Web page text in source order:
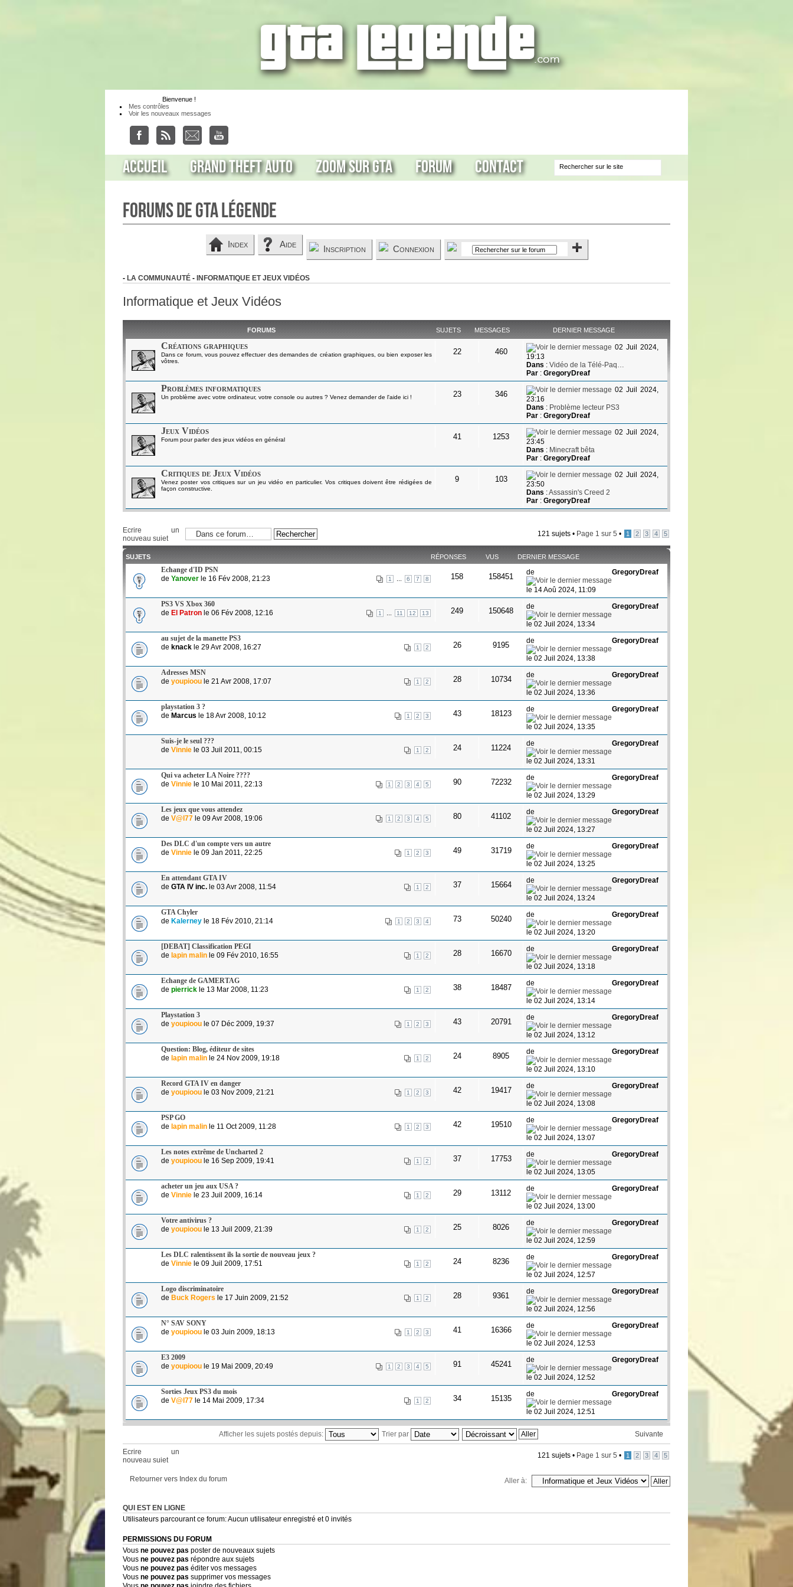
Bienvenue !
Mes contrôles
Voir les nouveaux messages
Accueil Grand Theft Auto Zoom sur GTA Forum Contact
Forums de GTA Légende
Index Aide Inscription Connexion
- LA COMMUNAUTÉ - INFORMATIQUE ET JEUX VIDÉOS
Informatique et Jeux Vidéos
FORUMS SUJETS MESSAGES DERNIER MESSAGE
Créations graphiques
Dans ce forum, vous pouvez effectuer des demandes de création graphiques, ou bien exposer les
vôtres.
22 460
02 Juil 2024,
19:13
Dans : Vidéo de la Télé-Paq…
Par: GregoryDreaf
Problèmes informatiques
Un problème avec votre ordinateur, votre console ou autres ? Venez demander de l'aide ici ! 23 346
02 Juil 2024,
23:16
Dans : Problème lecteur PS3
Par: GregoryDreaf
Jeux Vidéos
Forum pour parler des jeux vidéos en général 41 1253
02 Juil 2024,
23:45
Dans : Minecraft bêta
Par: GregoryDreaf
Critiques de Jeux Vidéos
Venez poster vos critiques sur un jeu vidéo en particulier. Vos critiques doivent être rédigées de
façon constructive.
9 103
02 Juil 2024,
23:50
Dans :Assassin's Creed 2
Par: GregoryDreaf
Ecrire un
nouveau sujet
121 sujets • Page 1 sur 5 • 1 2 3 4 5
SUJETS RÉPONSES VUS DERNIER MESSAGE
Echange d'ID PSN
1 6 7 8
de Yanover le 16 Fév 2008, 21:23 158 158451 deGregoryDreaf
le 14 Aoû 2024, 11:09
PS3 VS Xbox 360
1 11 12 13
de El Patron le 06 Fév 2008, 12:16 249 150648 deGregoryDreaf
le 02 Juil 2024, 13:34
au sujet de la manette PS3
1 2
de knack le 29 Avr 2008, 16:27 26 9195 deGregoryDreaf
le 02 Juil 2024, 13:38
Adresses MSN
1 2
de youpioou le 21 Avr 2008, 17:07 28 10734 deGregoryDreaf
le 02 Juil 2024, 13:36
playstation 3 ?
1 2 3
de Marcus le 18 Avr 2008, 10:12 43 18123 deGregoryDreaf
le 02 Juil 2024, 13:35
Suis-je le seul ???
1 2
de Vinnie le 03 Juil 2011, 00:15 24 11224 deGregoryDreaf
le 02 Juil 2024, 13:31
Qui va acheter LA Noire ????
1 2 3 4 5
de Vinnie le 10 Mai 2011, 22:13 90 72232 deGregoryDreaf
le 02 Juil 2024, 13:29
Les jeux que vous attendez
1 2 3 4 5
de V@l77 le 09 Avr 2008, 19:06 80 41102 deGregoryDreaf
le 02 Juil 2024, 13:27
Des DLC d'un compte vers un autre
1 2 3
de Vinnie le 09 Jan 2011, 22:25 49 31719 deGregoryDreaf
le 02 Juil 2024, 13:25
En attendant GTA IV
1 2
de GTA IV inc. le 03 Avr 2008, 11:54 37 15664 deGregoryDreaf
le 02 Juil 2024, 13:24
GTA Chyler
1 2 3 4
de Kalerney le 18 Fév 2010, 21:14 73 50240 deGregoryDreaf
le 02 Juil 2024, 13:20
[DEBAT] Classification PEGI
1 2
de lapin malin le 09 Fév 2010, 16:55 28 16670 deGregoryDreaf
le 02 Juil 2024, 13:18
Echange de GAMERTAG
1 2
de pierrick le 13 Mar 2008, 11:23 38 18487 deGregoryDreaf
le 02 Juil 2024, 13:14
Playstation 3
1 2 3
de youpioou le 07 Déc 2009, 19:37 43 20791 deGregoryDreaf
le 02 Juil 2024, 13:12
Question: Blog, éditeur de sites
1 2
de lapin malin le 24 Nov 2009, 19:18 24 8905 deGregoryDreaf
le 02 Juil 2024, 13:10
Record GTA IV en danger
1 2 3
de youpioou le 03 Nov 2009, 21:21 42 19417 deGregoryDreaf
le 02 Juil 2024, 13:08
PSP GO
1 2 3
de lapin malin le 11 Oct 2009, 11:28 42 19510 deGregoryDreaf
le 02 Juil 2024, 13:07
Les notes extrême de Uncharted 2
1 2
de youpioou le 16 Sep 2009, 19:41 37 17753 deGregoryDreaf
le 02 Juil 2024, 13:05
acheter un jeu aux USA ?
1 2
de Vinnie le 23 Juil 2009, 16:14 29 13112 deGregoryDreaf
le 02 Juil 2024, 13:00
Votre antivirus ?
1 2
de youpioou le 13 Juil 2009, 21:39 25 8026 deGregoryDreaf
le 02 Juil 2024, 12:59
Les DLC ralentissent ils la sortie de nouveau jeux ?
1 2
de Vinnie le 09 Juil 2009, 17:51 24 8236 deGregoryDreaf
le 02 Juil 2024, 12:57
Logo discriminatoire
1 2
de Buck Rogers le 17 Juin 2009, 21:52 28 9361 deGregoryDreaf
le 02 Juil 2024, 12:56
N° SAV SONY
1 2 3
de youpioou le 03 Juin 2009, 18:13 41 16366 deGregoryDreaf
le 02 Juil 2024, 12:53
E3 2009
1 2 3 4 5
de youpioou le 19 Mai 2009, 20:49 91 45241 deGregoryDreaf
le 02 Juil 2024, 12:52
Sorties Jeux PS3 du mois
1 2
de V@l77 le 14 Mai 2009, 17:34 34 15135 deGregoryDreaf
le 02 Juil 2024, 12:51
Suivante
Afficher les sujets postés depuis: Trier par
Ecrire un
nouveau sujet
121 sujets • Page 1 sur 5 • 1 2 3 4 5
Retourner vers Index du forum Aller à:
QUI EST EN LIGNE
Utilisateurs parcourant ce forum: Aucun utilisateur enregistré et 0 invités
PERMISSIONS DU FORUM
Vous ne pouvez pas poster de nouveaux sujets
Vous ne pouvez pas répondre aux sujets
Vous ne pouvez pas éditer vos messages
Vous ne pouvez pas supprimer vos messages